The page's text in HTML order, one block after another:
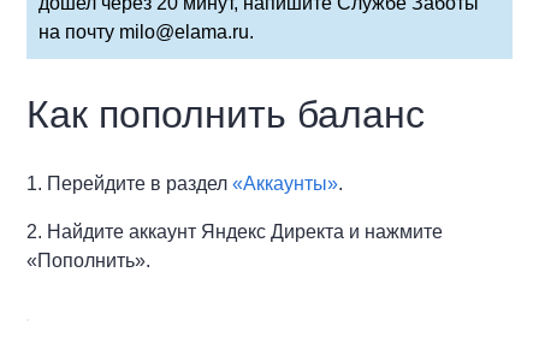
на почту milo@elama.ru.
Как пополнить баланс
1. Перейдите в раздел«Аккаунты».
2. Найдите аккаунт Яндекс Директа и нажмите
«Пополнить».